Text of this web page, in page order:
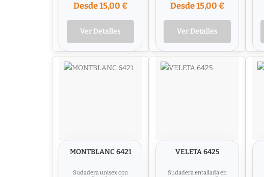
Desde 15,00 €
Ver Detalles
Desde 15,00 €
Ver Detalles
MONTBLANC 6421
Sudadera unisex con
VELETA 6425
Sudadera entallada en